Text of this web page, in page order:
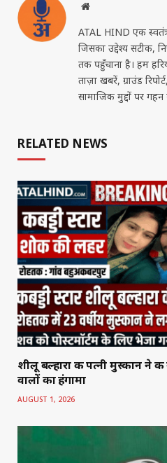
Website
ATAL HIND एक
जिसका उद्देश्य सटीक,
तक पहुँचाना है। हम
ताज़ा खबरें, ग्राउंड रिपोर्ट, राजनीतिक विश्लेषण और
सामाजिक मुद्दों पर
RELATED NEWS
शीलू बल्हारा की पत्नी मुस्कान ने
वालों का हंगामा
AUGUST 1, 2026